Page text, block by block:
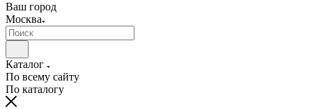
Ваш город
Москва
Каталог
По всему сайту
По каталогу